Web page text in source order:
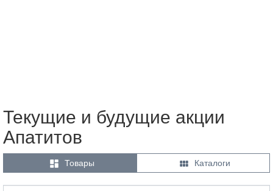
Текущие и будущие акции
Апатитов
 Товары  Каталоги